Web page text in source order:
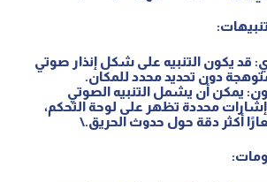
قد يكون التنبيه على شكل إنذار صوتي
دون تحديد محدد للمكان.
يمكن أن يشمل التنبيه الصوتي
محددة تظهر على لوحة التحكم،
أكثر دقة حول حدوث الحريق.\